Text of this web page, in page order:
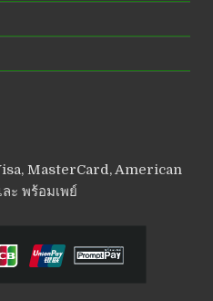
MasterCard, American
ะ พร้อมเพย์